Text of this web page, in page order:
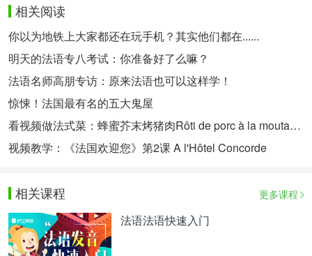
相关阅读
你以为地铁上大家都还在玩手机？其实他们都在......
明天的法语专八考试：你准备好了么嘛？
法语名师高朋专访：原来法语也可以这样学！
惊悚！法国最有名的五大鬼屋
看视频做法式菜：蜂蜜芥末烤猪肉Rôti de porc à la moutarde et miel
视频教学：《法国欢迎您》第2课 A l'Hôtel Concorde
相关课程 更多课程
法语法语快速入门